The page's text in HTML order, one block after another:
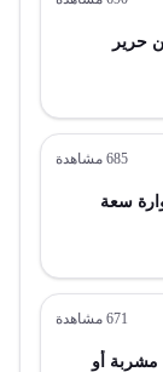
حرير
685 مشاهدة
سعة
671 مشاهدة
أو